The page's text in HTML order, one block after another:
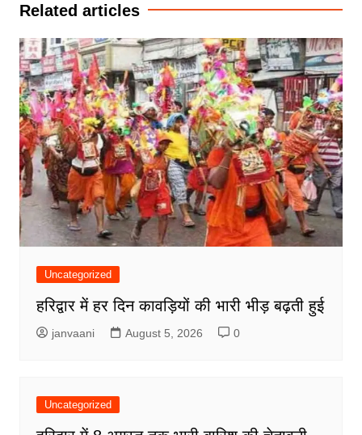
Related articles
Uncategorized
हरिद्वार में हर दिन कावड़ियों की भारी भीड़ बढ़ती हुई
janvaani August 5, 2026 0
Uncategorized